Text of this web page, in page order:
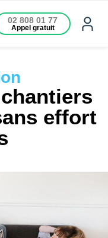
02 808 01 77
Appel gratuit
effort